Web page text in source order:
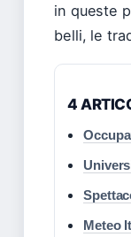
in queste
belli, le
4
Meteo